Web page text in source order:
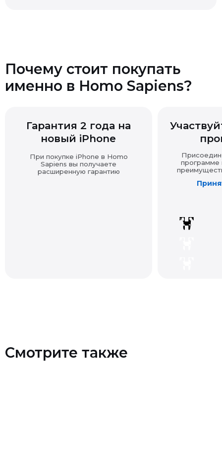
Возврат технически сложных товаров
Возврат товара надлежащего качества
При покупке iPhone в Homo
Sapiens вы получаете
расширенную гарантию
программе